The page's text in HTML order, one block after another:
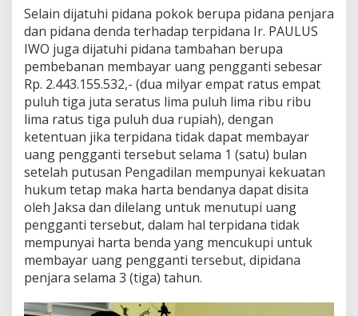
k
u
s
i
P
i
d
a
n
a
D
e
n
d
a
Selain dijatuhi pidana pokok berupa pidana penjara
dan pidana denda terhadap terpidana Ir. PAULUS
IWO juga dijatuhi pidana tambahan berupa
pembebanan membayar uang pengganti sebesar
Rp. 2.443.155.532,- (dua milyar empat ratus empat
puluh tiga juta seratus lima puluh lima ribu ribu
lima ratus tiga puluh dua rupiah), dengan
ketentuan jika terpidana tidak dapat membayar
uang pengganti tersebut selama 1 (satu) bulan
setelah putusan Pengadilan mempunyai kekuatan
hukum tetap maka harta bendanya dapat disita
oleh Jaksa dan dilelang untuk menutupi uang
pengganti tersebut, dalam hal terpidana tidak
mempunyai harta benda yang mencukupi untuk
membayar uang pengganti tersebut, dipidana
penjara selama 3 (tiga) tahun.